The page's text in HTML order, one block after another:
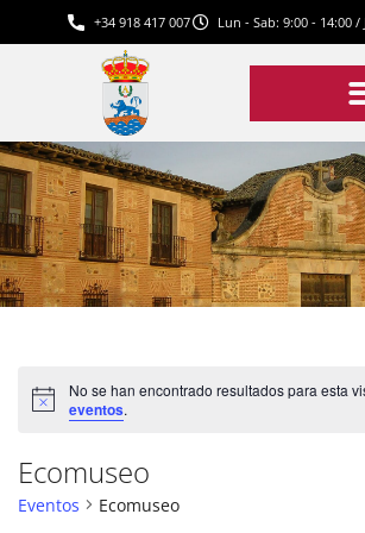
+34 918 417 007 Lun - Sab: 9:00 - 14:00 /
Aviso
No se han encontrado resultados para esta
eventos.
Ecomuseo
Eventos Ecomuseo